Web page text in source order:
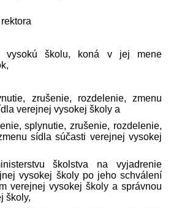
vysokú školu, koná v jej mene
zrušenie, rozdelenie, zmenu
verejnej vysokej školy a
splynutie, zrušenie, rozdelenie,
sídla súčasti verejnej vysokej
školstva na vyjadrenie
vysokej školy po jeho schválení
verejnej vysokej školy a správnou
školy,